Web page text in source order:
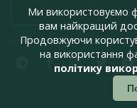
press@armyinform.com.ua
Ми використовуємо
вам найкращий
Продовжуючи
на використання
політику